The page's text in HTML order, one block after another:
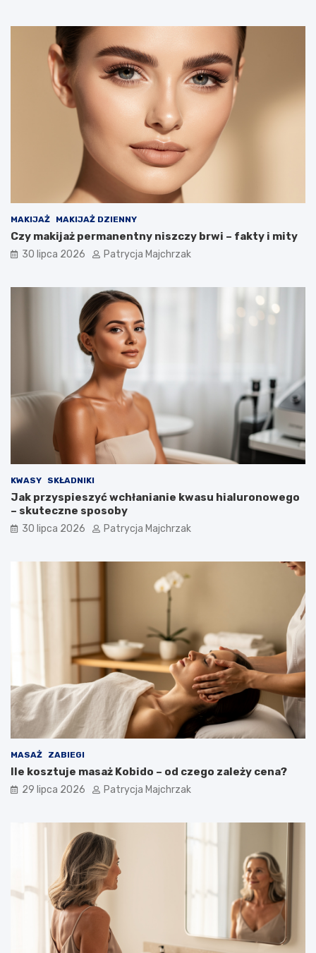
MAKIJAŻ MAKIJAŻ DZIENNY
Czy makijaż permanentny niszczy brwi – fakty i mity
30 lipca 2026 Patrycja Majchrzak
KWASY SKŁADNIKI
Jak przyspieszyć wchłanianie kwasu hialuronowego
– skuteczne sposoby
30 lipca 2026 Patrycja Majchrzak
MASAŻ ZABIEGI
Ile kosztuje masaż Kobido – od czego zależy cena?
29 lipca 2026 Patrycja Majchrzak